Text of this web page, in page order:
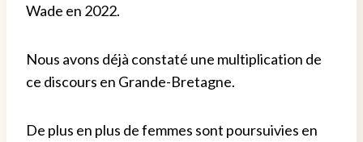
Wade en 2022.
Nous avons déjà constaté une multiplication de
ce discours en Grande-Bretagne.
De plus en plus de femmes sont poursuivies en